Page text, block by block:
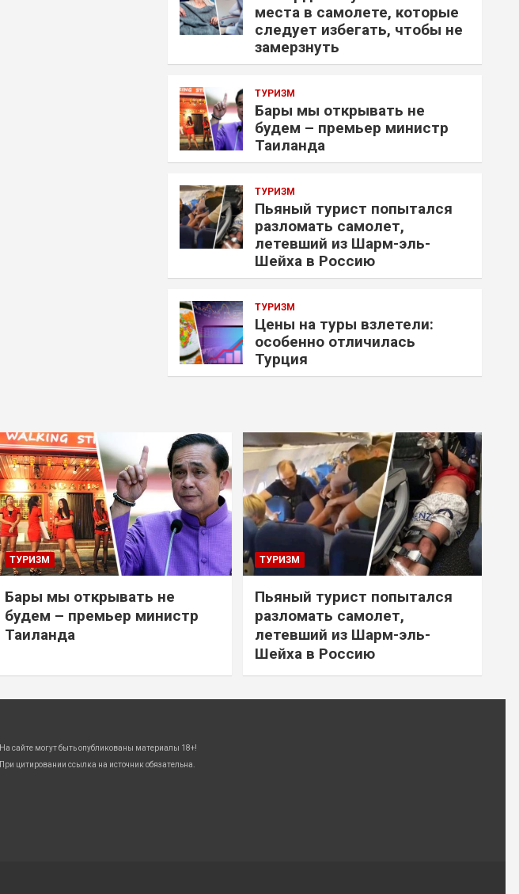
места в самолете, которые
следует избегать, чтобы не
замерзнуть
ТУРИЗМ
Бары мы открывать не
будем – премьер министр
Таиланда
ТУРИЗМ
Пьяный турист попытался
разломать самолет,
летевший из Шарм-эль-
Шейха в Россию
ТУРИЗМ
Цены на туры взлетели:
особенно отличилась
Турция
ТУРИЗМ
Бары мы открывать не
будем – премьер министр
Таиланда
ТУРИЗМ
Пьяный турист попытался
разломать самолет,
летевший из Шарм-эль-
Шейха в Россию
На сайте могут быть опубликованы материалы 18+!
При цитировании ссылка на источник обязательна.